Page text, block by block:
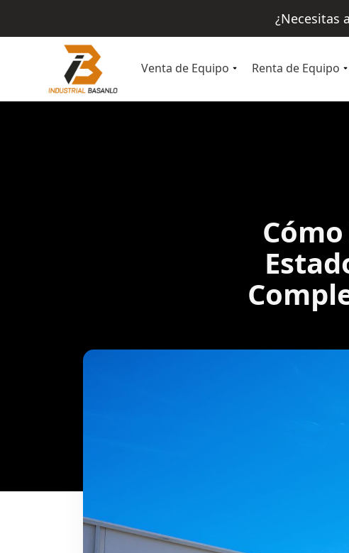
¿Necesitas
Venta de Equipo Renta de Equipo